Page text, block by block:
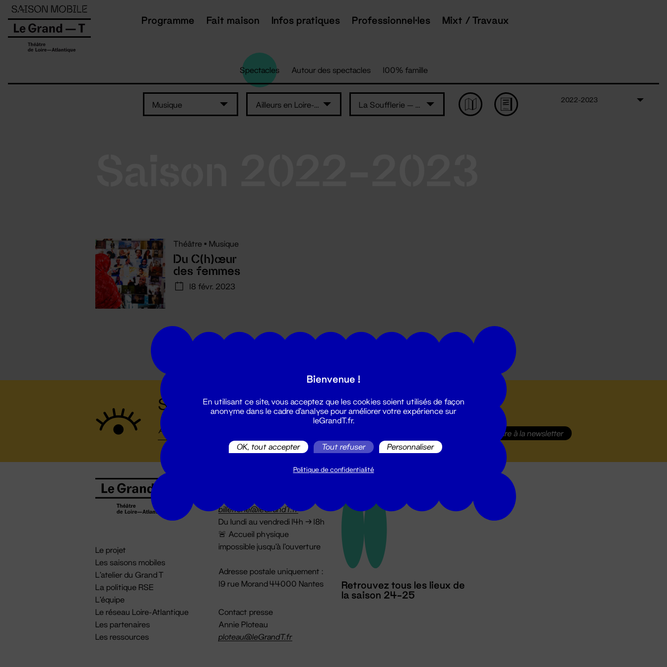
Programme Fait maison Infos pratiques Professionnel·les Mixt / Travaux
Spectacles Autour des spectacles 100% famille
Musique Ailleurs en Loire-Atlantique La Soufflerie — L'Auditorium
2022-2023
Théâtre • Musique
Du C(h)œur
des femmes
18 févr. 2023
Suivez toutes les actualités du Grand T :
S'inscrire à la newsletter
Le projet
Les saisons mobiles
L'atelier du Grand T
La politique RSE
L'équipe
Le réseau Loire-Atlantique
Les partenaires
Les ressources
billetterie@leGrandT.fr
Du lundi au vendredi 14h → 18h
🚨 Accueil physique
impossible jusqu'à l'ouverture
Adresse postale uniquement :
19 rue Morand 44000 Nantes
Contact presse
Annie Ploteau
ploteau@leGrandT.fr
Retrouvez tous les lieux de
la saison 24-25
Panneau de gestion des cookies
Bienvenue !
En utilisant ce site, vous acceptez que les cookies soient utilisés de façon
anonyme dans le cadre d'analyse pour améliorer votre expérience sur
leGrandT.fr.
OK, tout accepter Tout refuser Personnaliser
Politique de confidentialité